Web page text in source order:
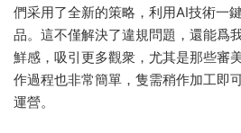
們采用了全新的策略，利用AI技術一
品。這不僅解決了違規問題，還能爲
鮮感，吸引更多觀衆，尤其是那些審
作過程也非常簡單，隻需稍作加工即
運營。